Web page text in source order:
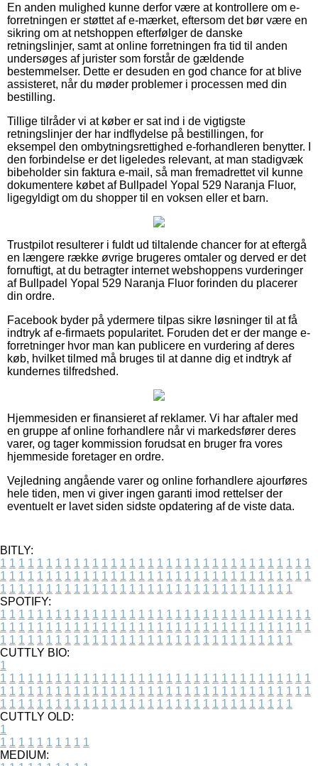
En anden mulighed kunne derfor være at kontrollere om e-
forretningen er støttet af e-mærket, eftersom det bør være en
sikring om at netshoppen efterfølger de danske
retningslinjer, samt at online forretningen fra tid til anden
undersøges af jurister som forstår de gældende
bestemmelser. Dette er desuden en god chance for at blive
assisteret, når du møder problemer i processen med din
bestilling.
Tillige tilråder vi at køber er sat ind i de vigtigste
retningslinjer der har indflydelse på bestillingen, for
eksempel den ombytningsrettighed e-forhandleren benytter. I
den forbindelse er det ligeledes relevant, at man stadigvæk
bibeholder sin faktura e-mail, så man fremadrettet vil kunne
dokumentere købet af Bullpadel Yopal 529 Naranja Fluor,
ligegyldigt om du shopper til en voksen eller et barn.
Trustpilot resulterer i fuldt ud tiltalende chancer for at eftergå
en længere række øvrige brugeres omtaler og derved er det
fornuftigt, at du betragter internet webshoppens vurderinger
af Bullpadel Yopal 529 Naranja Fluor forinden du placerer
din ordre.
Facebook byder på ydermere tilpas sikre løsninger til at få
indtryk af e-firmaets popularitet. Foruden det er der mange e-
forretninger hvor man kan publicere en vurdering af deres
køb, hvilket tilmed må bruges til at danne dig et indtryk af
kundernes tilfredshed.
Hjemmesiden er finansieret af reklamer. Vi har aftaler med
en gruppe af online forhandlere når vi markedsfører deres
varer, og tager kommission forudsat en bruger fra vores
hjemmeside foretager en ordre.
Vejledning angående varer og online forhandlere ajourføres
hele tiden, men vi giver ingen garanti imod rettelser der
eventuelt er lavet siden sidste opdatering af de viste data.
BITLY:
1 1 1 1 1 1 1 1 1 1 1 1 1 1 1 1 1 1 1 1 1 1 1 1 1 1 1 1 1 1 1 1 1 1
1 1 1 1 1 1 1 1 1 1 1 1 1 1 1 1 1 1 1 1 1 1 1 1 1 1 1 1 1 1 1 1 1 1
1 1 1 1 1 1 1 1 1 1 1 1 1 1 1 1 1 1 1 1 1 1 1 1 1 1 1 1 1 1 1 1
SPOTIFY:
1 1 1 1 1 1 1 1 1 1 1 1 1 1 1 1 1 1 1 1 1 1 1 1 1 1 1 1 1 1 1 1 1 1
1 1 1 1 1 1 1 1 1 1 1 1 1 1 1 1 1 1 1 1 1 1 1 1 1 1 1 1 1 1 1 1 1 1
1 1 1 1 1 1 1 1 1 1 1 1 1 1 1 1 1 1 1 1 1 1 1 1 1 1 1 1 1 1 1 1
CUTTLY BIO:
1
1 1 1 1 1 1 1 1 1 1 1 1 1 1 1 1 1 1 1 1 1 1 1 1 1 1 1 1 1 1 1 1 1 1
1 1 1 1 1 1 1 1 1 1 1 1 1 1 1 1 1 1 1 1 1 1 1 1 1 1 1 1 1 1 1 1 1 1
1 1 1 1 1 1 1 1 1 1 1 1 1 1 1 1 1 1 1 1 1 1 1 1 1 1 1 1 1 1 1 1
CUTTLY OLD:
1
1 1 1 1 1 1 1 1 1 1
MEDIUM: